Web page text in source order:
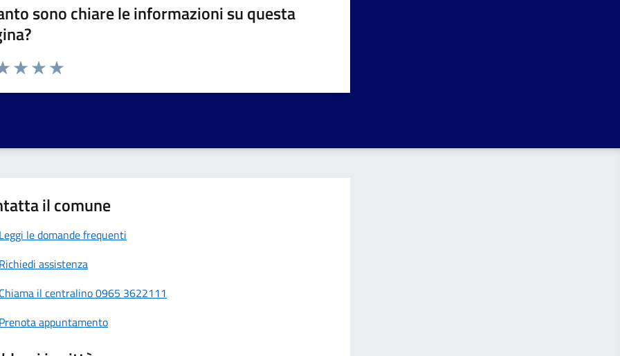
sono chiare le informazioni su questa
1 a 5 stelle la pagina
il comune
Leggi le domande frequenti
Richiedi assistenza
Chiama il centralino 0965 3622111
Prenota appuntamento